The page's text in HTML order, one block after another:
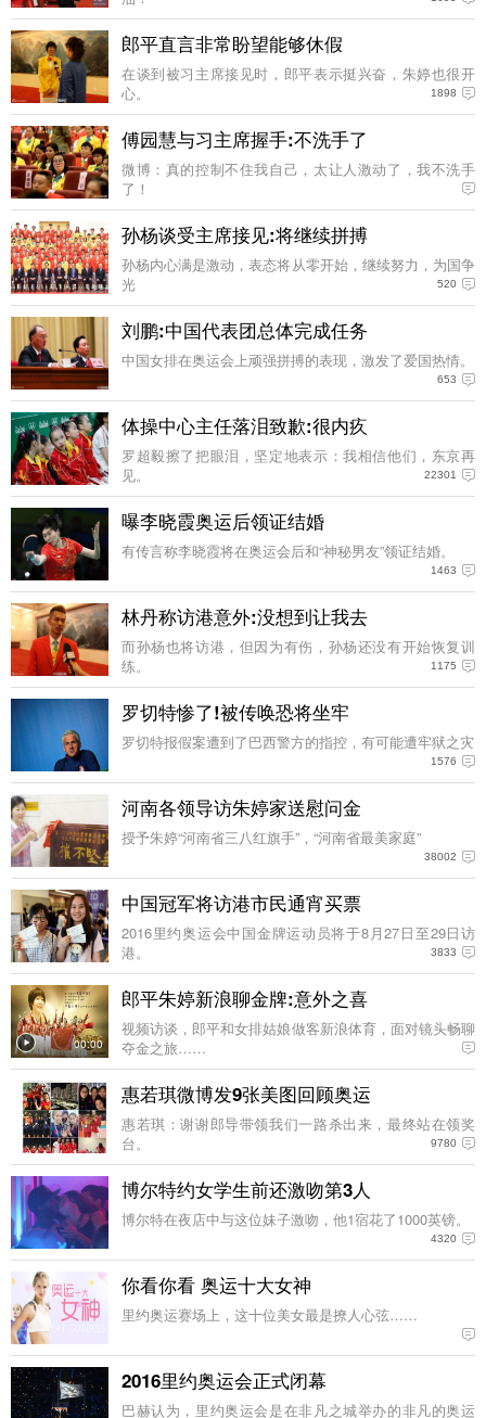
郎平直言非常盼望能够休假
在谈到被习主席接见时，郎平表示挺兴奋，朱婷也很开
心。
1898
傅园慧与习主席握手:不洗手了
微博：真的控制不住我自己，太让人激动了，我不洗手
了！
孙杨谈受主席接见:将继续拼搏
孙杨内心满是激动，表态将从零开始，继续努力，为国争
光
520
刘鹏:中国代表团总体完成任务
中国女排在奥运会上顽强拼搏的表现，激发了爱国热情。
653
体操中心主任落泪致歉:很内疚
罗超毅擦了把眼泪，坚定地表示：我相信他们，东京再
见。
22301
曝李晓霞奥运后领证结婚
有传言称李晓霞将在奥运会后和“神秘男友”领证结婚。
1463
林丹称访港意外:没想到让我去
而孙杨也将访港，但因为有伤，孙杨还没有开始恢复训
练。
1175
罗切特惨了!被传唤恐将坐牢
罗切特报假案遭到了巴西警方的指控，有可能遭牢狱之灾
1576
河南各领导访朱婷家送慰问金
授予朱婷“河南省三八红旗手”，“河南省最美家庭”
38002
中国冠军将访港市民通宵买票
2016里约奥运会中国金牌运动员将于8月27日至29日访
港。
3833
00:00
郎平朱婷新浪聊金牌:意外之喜
视频访谈，郎平和女排姑娘做客新浪体育，面对镜头畅聊
夺金之旅……
惠若琪微博发9张美图回顾奥运
惠若琪：谢谢郎导带领我们一路杀出来，最终站在领奖
台。
9780
博尔特约女学生前还激吻第3人
博尔特在夜店中与这位妹子激吻，他1宿花了1000英镑。
4320
你看你看 奥运十大女神
里约奥运赛场上，这十位美女最是撩人心弦……
2016里约奥运会正式闭幕
巴赫认为，里约奥运会是在非凡之城举办的非凡的奥运